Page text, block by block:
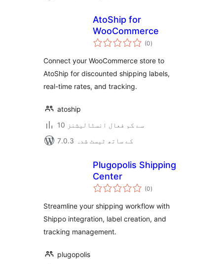
AtoShip for
WooCommerce
(0مجموعی
درجہ
)
Connect your WooCommerce store to
AtoShip for discounted shipping labels,
real-time rates, and tracking.
atoship
10 سے کم فعال انسٹالیشنز
7.0.3 کے ساتھ ٹیسٹ شدہ
Plugopolis Shipping
Center
(0مجموعی
درجہ
)
Streamline your shipping workflow with
Shippo integration, label creation, and
tracking management.
plugopolis